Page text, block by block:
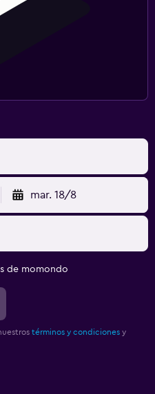
mar. 18/8
de momondo
términos y condiciones y